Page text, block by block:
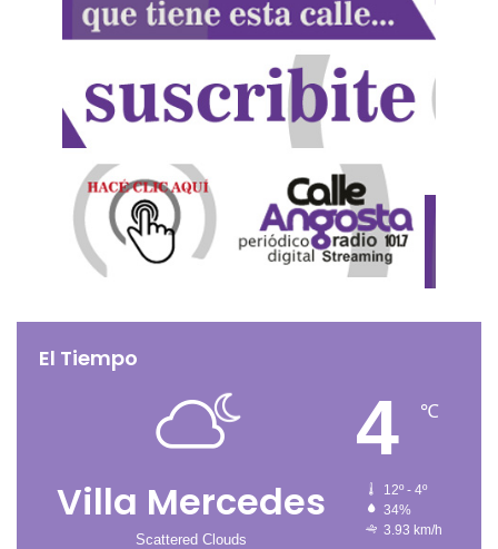
El Tiempo
Villa Mercedes
Scattered Clouds
4 ℃
12º - 4º
34%
3.93 km/h